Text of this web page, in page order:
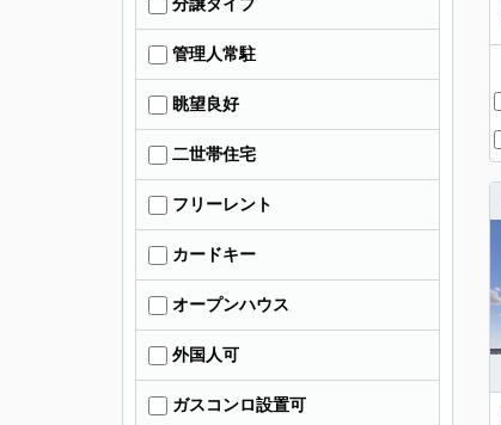
分譲タイプ
管理人常駐
眺望良好
二世帯住宅
フリーレント
カードキー
オープンハウス
外国人可
ガスコンロ設置可